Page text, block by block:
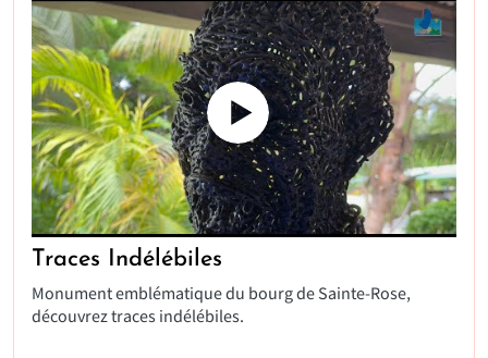
Traces Indélébiles
Monument emblématique du bourg de Sainte-Rose,
découvrez traces indélébiles.